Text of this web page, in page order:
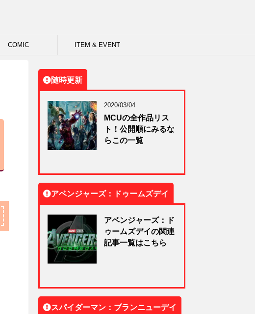
COMIC ITEM & EVENT
随時更新
2020/03/04
MCUの全作品リス
ト！公開順にみるな
らこの一覧
アベンジャーズ：ドゥームズデイ
アベンジャーズ：ド
ゥームズデイの関連
記事一覧はこちら
スパイダーマン：ブランニューデイ